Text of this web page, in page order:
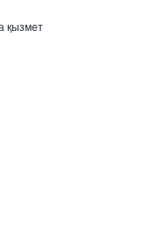
қызмет